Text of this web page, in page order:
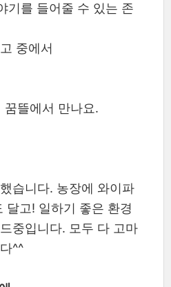
기를 들어줄 수 있는 존
중에서
뜰에서 만나요.
습니다. 농장에 와이파
달고! 일하기 좋은 환경
중입니다. 모두 다 고마
^^